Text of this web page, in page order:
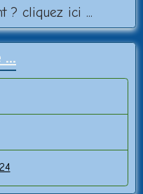
? cliquez ici ...